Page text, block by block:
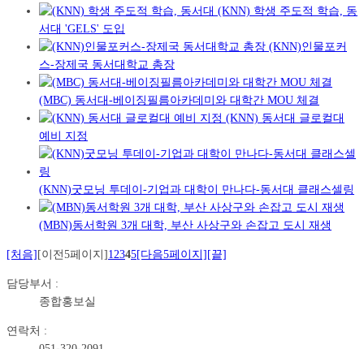
(KNN) 학생 주도적 학습, 동
서대 'GELS' 도입
(KNN)인물포커
스-장제국 동서대학교 총장
(MBC) 동서대-베이징필름아카데미와 대학간 MOU 체결
(KNN) 동서대 글로컬대
예비 지정
(KNN)굿모닝 투데이-기업과 대학이 만나다-동서대 클래스셀링
(MBN)동서학원 3개 대학, 부산 사상구와 손잡고 도시 재생
[처음][이전5페이지]1 2345[다음5페이지][끝]
담당부서 :
종합홍보실
연락처 :